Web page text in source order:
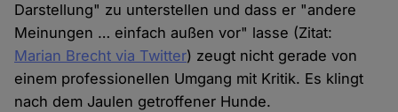
Darstellung" zu unterstellen und dass er "andere
Meinungen … einfach außen vor" lasse (Zitat:
Marian Brecht via Twitter) zeugt nicht gerade von
einem professionellen Umgang mit Kritik. Es klingt
nach dem Jaulen getroffener Hunde.